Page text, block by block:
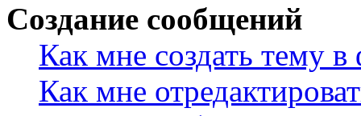
Создание сообщений
Как мне создать тему
Как мне